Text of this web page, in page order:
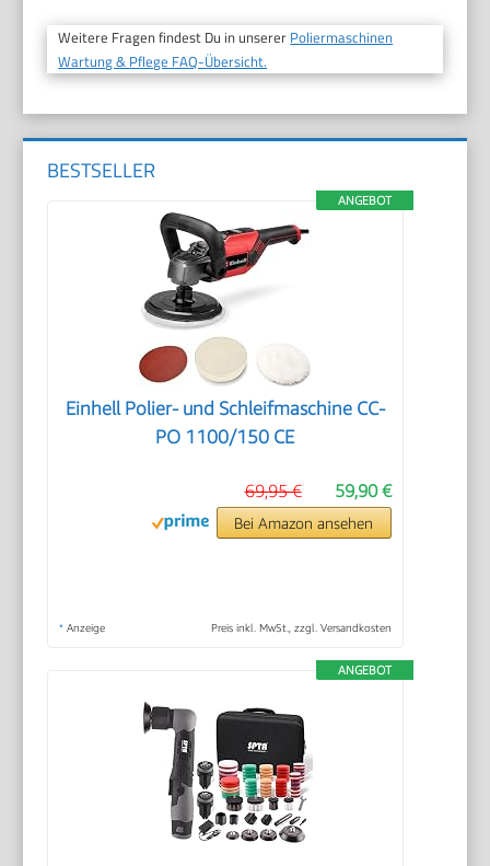
Weitere Fragen findest Du in unserer Poliermaschinen
Wartung & Pflege FAQ-Übersicht.
BESTSELLER
ANGEBOT
Einhell Polier- und Schleifmaschine CC-
PO 1100/150 CE
59,90 €
69,95 €
Bei Amazon ansehen
* Anzeige Preis inkl. MwSt., zzgl. Versandkosten
ANGEBOT